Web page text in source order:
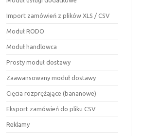
Import zamówień z plików XLS / CSV
Moduł RODO
Moduł handlowca
Prosty moduł dostawy
Zaawansowany moduł dostawy
Cięcia rozprężające (bananowe)
Eksport zamówień do pliku CSV
Reklamy